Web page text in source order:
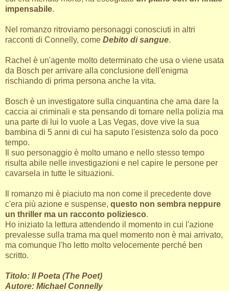
impensabile.
Nel romanzo ritroviamo personaggi conosciuti in altri
racconti di Connelly, come Debito di sangue.
Rachel è un'agente molto determinato che usa o viene usata
da Bosch per arrivare alla conclusione dell'enigma
rischiando di prima persona anche la vita.
Bosch è un investigatore sulla cinquantina che ama dare la
caccia ai criminali e sta pensando di tornare nella polizia ma
una parte di lui lo vuole a Las Vegas, dove vive la sua
bambina di 5 anni di cui ha saputo l'esistenza solo da poco
tempo.
Il suo personaggio è molto umano e nello stesso tempo
risulta abile nelle investigazioni e nel capire le persone per
cavarsela in tutte le situazioni.
Il romanzo mi è piaciuto ma non come il precedente dove
c'era più azione e suspense, questo non sembra neppure
un thriller ma un racconto poliziesco.
Ho iniziato la lettura attendendo il momento in cui l'azione
prevalesse sulla trama ma quel momento non è mai arrivato,
ma comunque l'ho letto molto velocemente perché ben
scritto.
Titolo: Il Poeta (The Poet)
Autore: Michael Connelly